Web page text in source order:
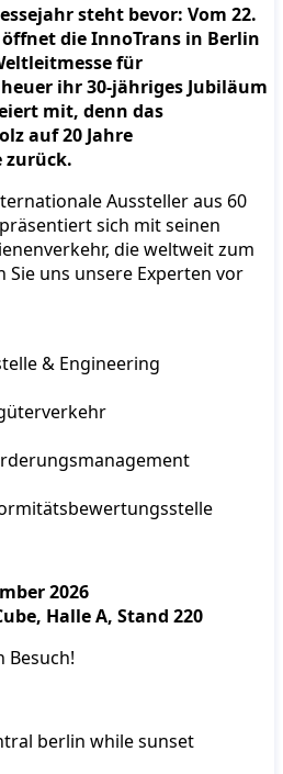
steht bevor: Vom 22.
öffnet die InnoTrans in Berlin
für
ihr 30-jähriges Jubiläum
mit, denn das
auf 20 Jahre
zurück.
Aussteller aus 60
sich mit seinen
die weltweit zum
Sie uns unsere Experten vor
& Engineering
2026
Halle A, Stand 220
Besuch!